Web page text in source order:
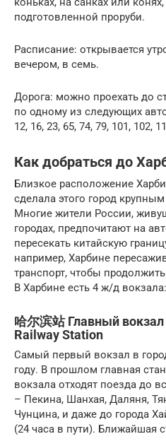
подготовленной проруби.
Расписание: открывается
вечером, в семь.
Дорога: можно проехать до
по одному из следующих
12, 16, 23, 65, 74, 79, 101, 102,
Как добраться до
Близкое расположение
сделала этого город
Многие жители России,
городах, предпочитают на
пересекать китайскую
например, Харбине
транспорт, чтобы
В Харбине есть 4 ж/д вокзала:
哈尔滨站 Главный
Railway Station
Самый первый вокзал в
году. В прошлом главная
вокзала отходят поезда до
– Пекина, Шанхая, Даляня,
Чунцина, и даже до города
(24 часа в пути). Ближайшая